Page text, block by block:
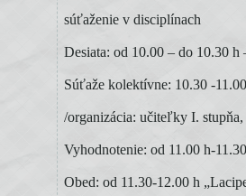
súťaženie v disciplínach
Desiata: od 10.00 – do 10.30 h
Súťaže kolektívne: 10.30 -
/organizácia: učiteľky I.
Vyhodnotenie: od 11.00 h-
Obed: od 11.30-12.00 h